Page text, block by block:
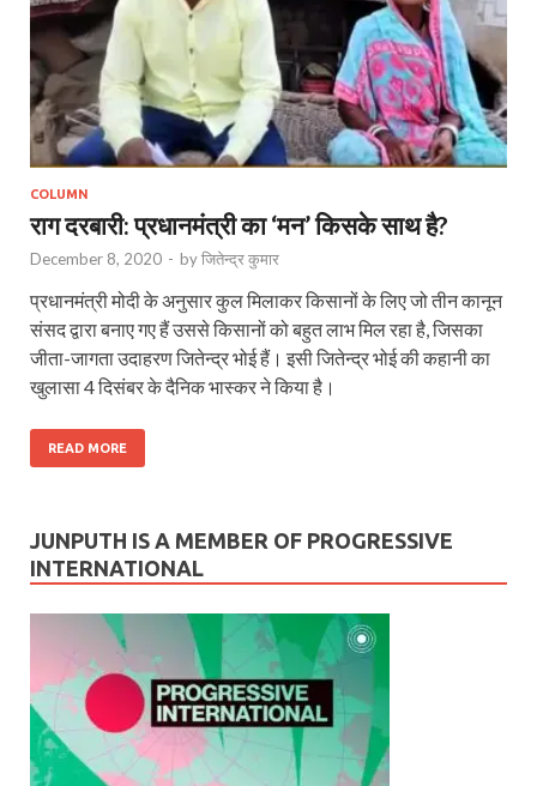
COLUMN
राग दरबारी: प्रधानमंत्री का ‘मन’ किसके साथ है?
December 8, 2020 - byजितेन्द्र कुमार
प्रधानमंत्री मोदी के अनुसार कुल मिलाकर किसानों के लिए जो तीन कानून
संसद द्वारा बनाए गए हैं उससे किसानों को बहुत लाभ मिल रहा है, जिसका
जीता-जागता उदाहरण जितेन्द्र भोई हैं। इसी जितेन्द्र भोई की कहानी का
खुलासा 4 दिसंबर के दैनिक भास्कर ने किया है।
READ MORE
JUNPUTH IS A MEMBER OF PROGRESSIVE
INTERNATIONAL